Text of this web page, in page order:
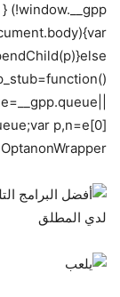
OptanonWrapper() { }انتقل إلى المحتوى الرئيسي